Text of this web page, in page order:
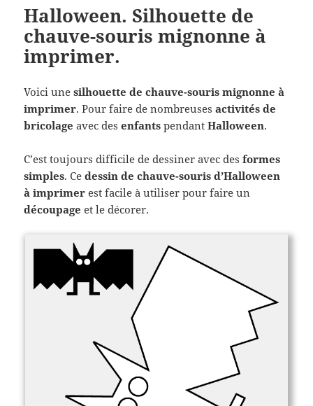
Halloween. Silhouette de
chauve-souris mignonne à
imprimer.
Voici unesilhouette de chauve-souris mignonne à
imprimer. Pour faire de nombreusesactivités de
bricolage avec desenfants pendantHalloween.
C’est toujours difficile de dessiner avec desformes
simples. Cedessin de chauve-souris d’Halloween
à imprimer est facile à utiliser pour faire un
découpage et le décorer.